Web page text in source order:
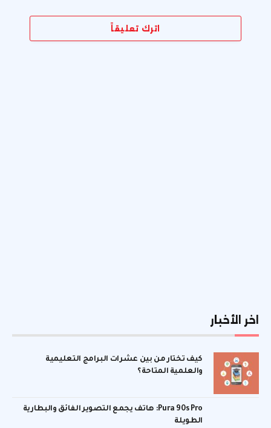
اترك تعليقاً
اخر الأخبار
كيف تختار من بين عشرات البرامج التعليمية
والعلمية المتاحة؟
Pura 90s Pro: هاتف يجمع التصوير الفائق والبطارية
الطويلة